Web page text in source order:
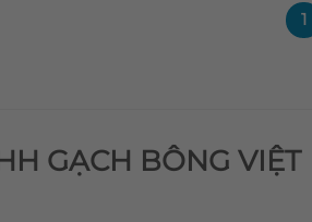
1
GẠCH BÔNG VIỆT